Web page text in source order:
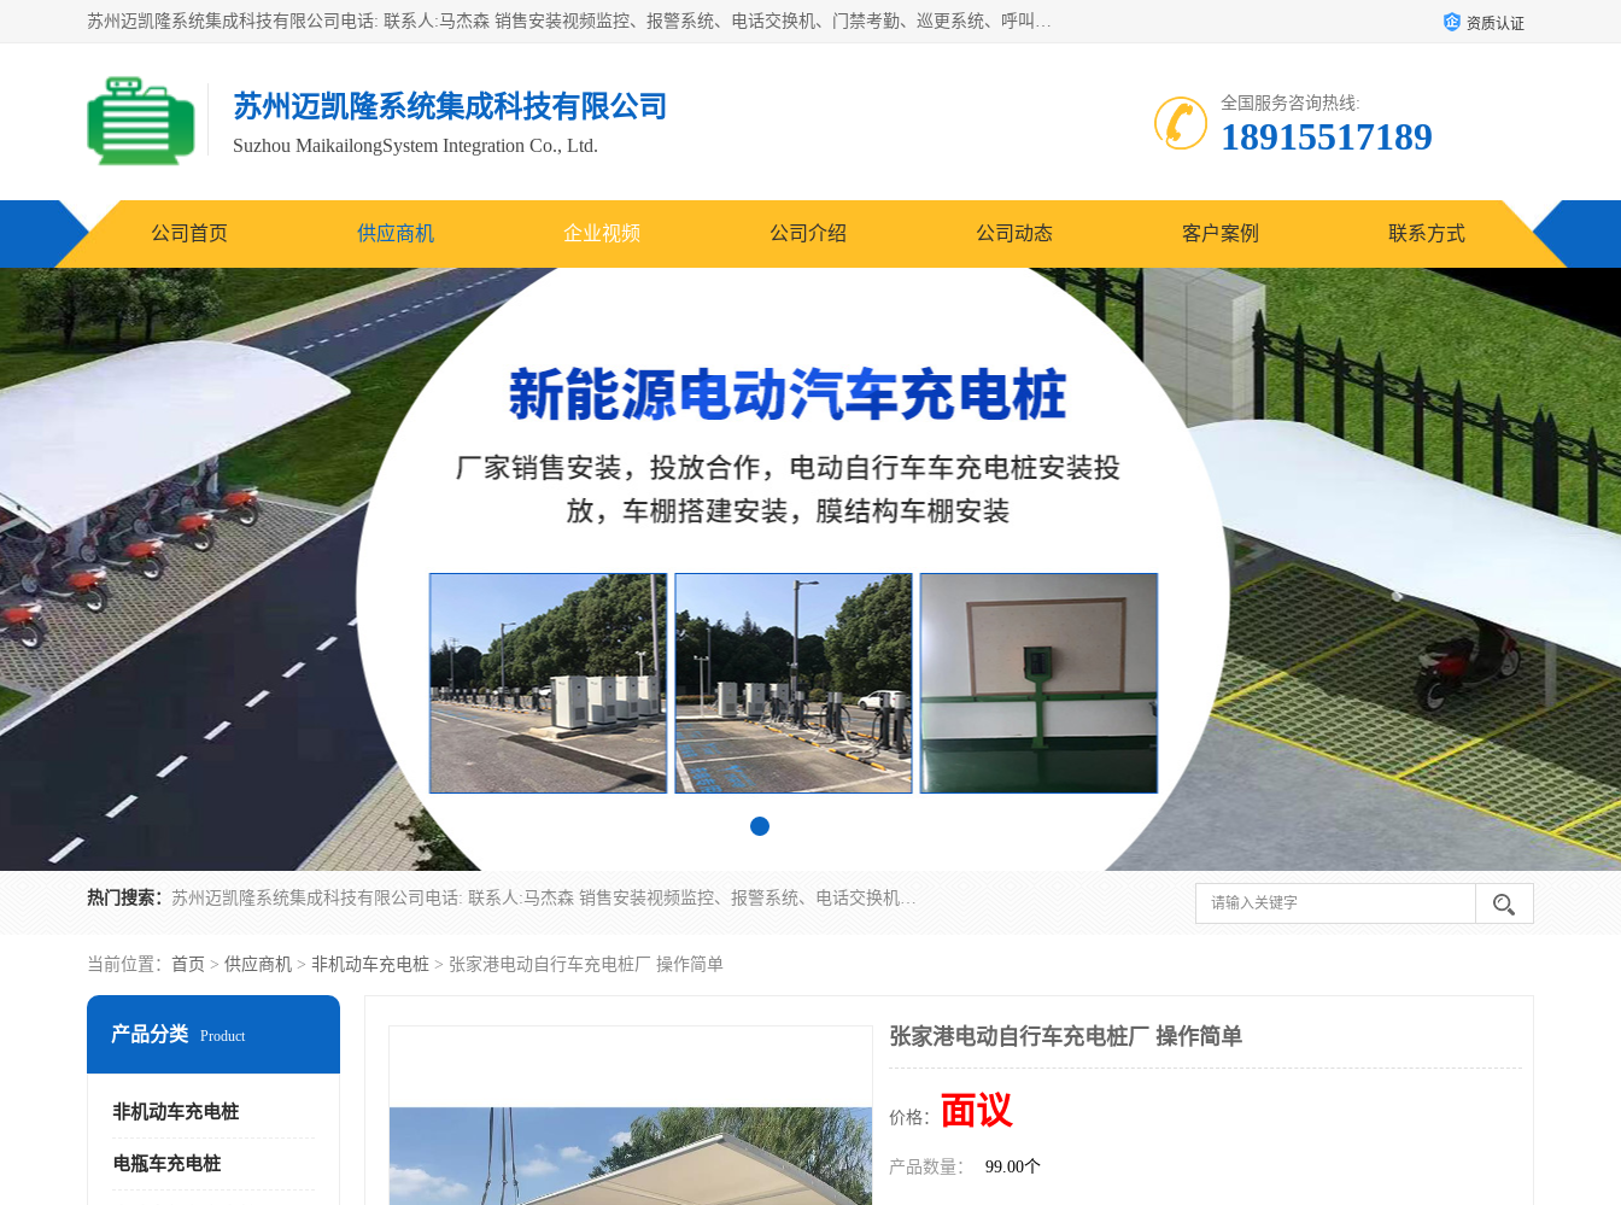
苏州迈凯隆系统集成科技有限公司电话: 联系人:马杰森 销售安装视频监控、报警系统、电话交换机、门禁考勤、巡更系统、呼叫对讲系统、停车场道闸、智能家居、广播系统、综合布线、办公设备、电子商务软件、网络工程、酒店门锁系列 系统集成、VOD视频点播、LED显示屏、节能产品、USP电源、收银机等弱电及智能化项目。 资质认证
苏州迈凯隆系统集成科技有限公司
Suzhou MaikailongSystem Integration Co., Ltd.
全国服务咨询热线:
18915517189
公司首页 供应商机 企业视频 公司介绍 公司动态 客户案例 联系方式
热门搜索： 苏州迈凯隆系统集成科技有限公司电话: 联系人:马杰森 销售安装视频监控、报警系统、电话交换机、门禁考勤、巡更系统、呼叫对讲系统、停车场道闸、智能家居、广播系统、综合布线、办公设备、电子商务软件、网络工程、酒店门锁系列 系统集成、VOD视频点播、LED显示屏、节能产品、USP电源、收银机等弱电及智能化项目。
当前位置： 首页 > 供应商机 > 非机动车充电桩 > 张家港电动自行车充电桩厂 操作简单
产品分类 Product
非机动车充电桩
电瓶车充电桩
张家港电动自行车充电桩厂 操作简单
价格： 面议
产品数量： 99.00个